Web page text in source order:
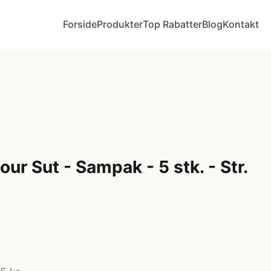
ForsideProdukterTop RabatterBlogKontakt
Sut - Sampak - 5 stk. - Str.